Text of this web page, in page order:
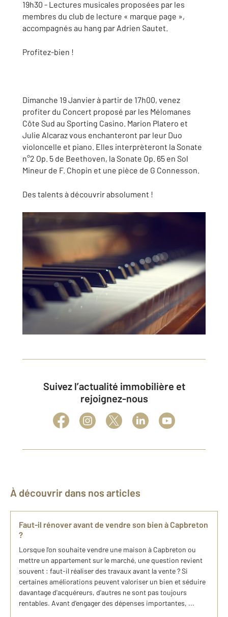
19h30 - Lectures musicales proposées par les
membres du club de lecture « marque page »,
accompagnés au hang par Adrien Sautet.
Profitez-bien !
Dimanche 19 Janvier à partir de 17h00, venez
profiter du Concert proposé par les Mélomanes
Côte Sud au Sporting Casino. Marion Platero et
Julie Alcaraz vous enchanteront par leur Duo
violoncelle et piano. Elles interprèteront la Sonate
n°2 Op. 5 de Beethoven, la Sonate Op. 65 en Sol
Mineur de F. Chopin et une pièce de G Connesson.
Des talents à découvrir absolument !
Suivez l’actualité immobilière et
rejoignez-nous
À découvrir dans nos articles
Faut-il rénover avant de vendre son bien à Capbreton
?
Lorsque l'on souhaite vendre une maison à Capbreton ou
mettre un appartement sur le marché, une question revient
souvent : faut-il réaliser des travaux avant la vente ? Si
certaines améliorations peuvent valoriser un bien et séduire
davantage d'acquéreurs, d'autres ne sont pas toujours
rentables. Avant d'engager des dépenses importantes, ...